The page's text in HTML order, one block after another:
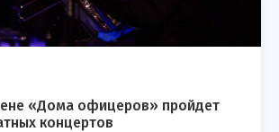
«Дома офицеров» пройдет
концертов